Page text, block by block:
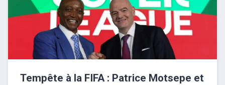
Tempête à la FIFA : Patrice Motsepe et